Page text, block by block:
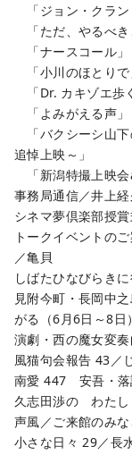
「ジョン・クラン
「ただ、やるべき
「ナースコール」
「小川のほとりで
「Dr. カキゾエ歩
「よみがえる声」
「バクシーシ山
追悼上映～」
「新潟特撮上映会
事務局通信／井上経
シネマ夢倶楽部授
トークイベントの
／亀貝
しばたひなびらき
見附今町・長岡中
がる（6月6日～8日
演劇・西の魔女変
風猫句会報告 43／
南愛 447 安吾・落
久志田渉の わたし
声風／ご来館のみな
小さな日々 29／長